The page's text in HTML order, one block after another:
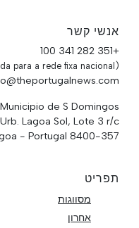
אנשי קשר
+351 282 341 100
(Chamada para a rede fixa nacional)
de S Domingos
Urb. Lagoa Sol, Lote 3 r/c
8400-357 Lagoa - Portugal
תפריט
מסווגות
אחרון